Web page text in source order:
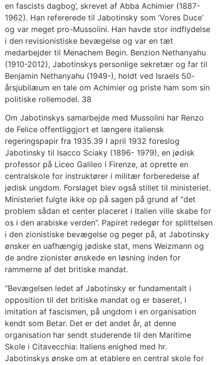
en fascists dagbog’, skrevet af Abba Achimier (1887-
1962). Han refererede til Jabotinsky som ‘Vores Duce’
og var meget pro-Mussolini. Han havde stor indflydelse
i den revisionistiske bevægelse og var en tæt
medarbejder til Menachem Begin. Benzion Nethanyahu
(1910-2012), Jabotinskys personlige sekretær og far til
Benjamin Nethanyahu (1949-), holdt ved Israels 50-
årsjubilæum en tale om Achimier og priste ham som sin
politiske rollemodel. 38
Om Jabotinskys samarbejde med Mussolini har Renzo
de Felice offentliggjort et længere italiensk
regeringspapir fra 1935.39 I april 1932 foreslog
Jabotinsky til Isacco Sciaky (1896- 1979), en jødisk
professor på Liceo Galileo i Firenze, at oprette en
centralskole for instruktører i militær forberedelse af
jødisk ungdom. Forslaget blev også stillet til ministeriet.
Ministeriet fulgte ikke op på sagen på grund af “det
problem sådan et center placeret i Italien ville skabe for
os i den arabiske verden”. Papiret redegør for splittelsen
i den zionistiske bevægelse og peger på, at Jabotinsky
ønsker en uafhængig jødiske stat, mens Weizmann og
de andre zionister ønskede en løsning inden for
rammerne af det britiske mandat.
“Bevægelsen ledet af Jabotinsky er fundamentalt i
opposition til det britiske mandat og er baseret, i
imitation af fascismen, på ungdom i en organisation
kendt som Betar. Det er det andet år, at denne
organisation har sendt studerende til den Maritime
Skole i Citavecchia: Italiens enighed med hr.
Jabotinskys ønske om at etablere en central skole for